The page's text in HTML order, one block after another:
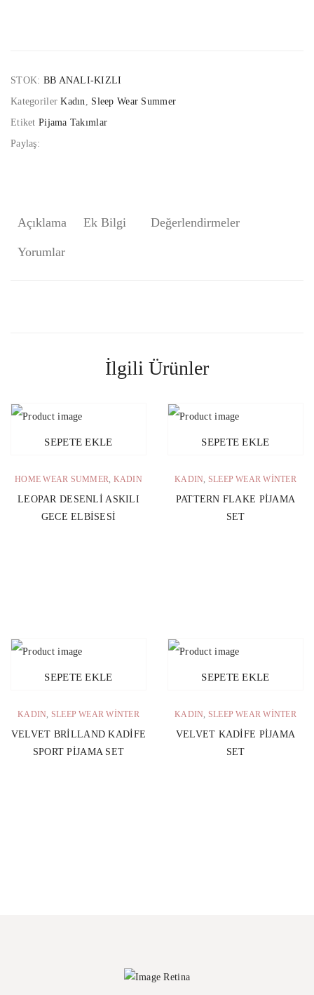
STOK: BB ANALI-KIZLI
KategorilerKadın, Sleep Wear Summer
Etiket Pijama Takımlar
Paylaş:
Açıklama Ek Bilgi Değerlendirmeler
Yorumlar
İlgili Ürünler
SEPETE EKLE
HOME WEAR SUMMER, KADIN
LEOPAR DESENLI ASKILI
GECE ELBISESI
SEPETE EKLE
KADIN, SLEEP WEAR WINTER
PATTERN FLAKE PIJAMA
SET
SEPETE EKLE
KADIN, SLEEP WEAR WINTER
VELVET BRILLAND KADIFE
SPORT PIJAMA SET
SEPETE EKLE
KADIN, SLEEP WEAR WINTER
VELVET KADIFE PIJAMA
SET